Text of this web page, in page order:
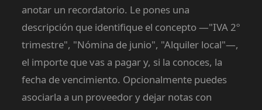
anotar un recordatorio. Le pones una
descripción que identifique el concepto —"IVA 2º
trimestre", "Nómina de junio", "Alquiler local"—,
el importe que vas a pagar y, si la conoces, la
fecha de vencimiento. Opcionalmente puedes
asociarla a un proveedor y dejar notas con